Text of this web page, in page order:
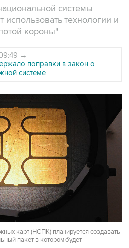
системы
использовать технологии и
короны"
→
поправки в закон о
системе
карт (НСПК) планируется создавать
пакет в котором будет